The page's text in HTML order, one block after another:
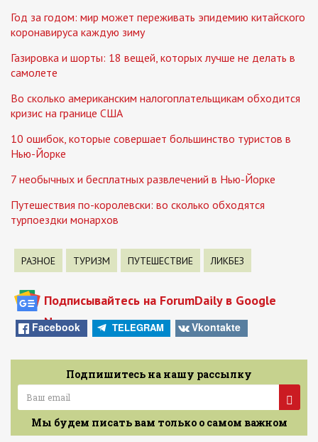
Год за годом: мир может переживать эпидемию китайского
коронавируса каждую зиму
Газировка и шорты: 18 вещей, которых лучше не делать в
самолете
Во сколько американским налогоплательщикам обходится
кризис на границе США
10 ошибок, которые совершает большинство туристов в
Нью-Йорке
7 необычных и бесплатных развлечений в Нью-Йорке
Путешествия по-королевски: во сколько обходятся
турпоездки монархов
РАЗНОЕ ТУРИЗМ ПУТЕШЕСТВИЕ ЛИКБЕЗ
Подписывайтесь на ForumDaily в Google
News
Facebook TELEGRAM Vkontakte
Подпишитесь на нашу рассылку
Мы будем писать вам только о самом важном